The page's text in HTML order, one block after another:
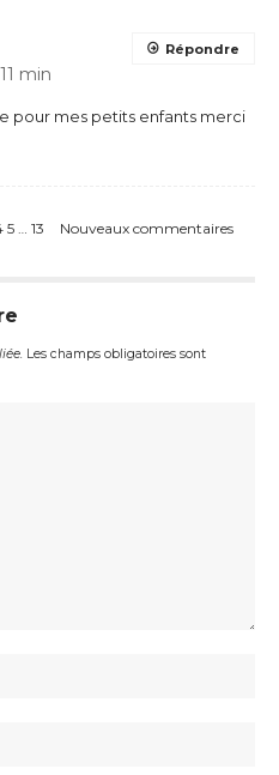
min
pour mes petits enfants merci
Répondre
5 13 Nouveaux commentaires
Les champs obligatoires sont